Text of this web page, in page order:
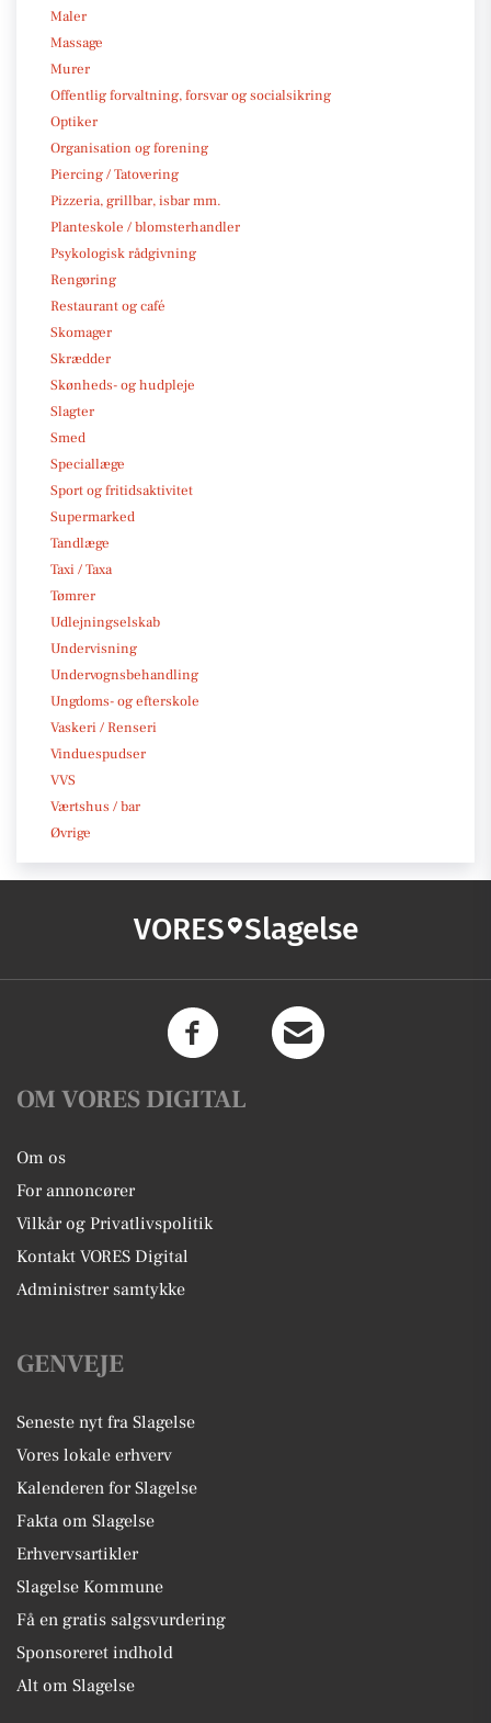
Maler
Massage
Murer
Offentlig forvaltning, forsvar og socialsikring
Optiker
Organisation og forening
Piercing / Tatovering
Pizzeria, grillbar, isbar mm.
Planteskole / blomsterhandler
Psykologisk rådgivning
Rengøring
Restaurant og café
Skomager
Skrædder
Skønheds- og hudpleje
Slagter
Smed
Speciallæge
Sport og fritidsaktivitet
Supermarked
Tandlæge
Taxi / Taxa
Tømrer
Udlejningselskab
Undervisning
Undervognsbehandling
Ungdoms- og efterskole
Vaskeri / Renseri
Vinduespudser
VVS
Værtshus / bar
Øvrige
VORES Slagelse
OM VORES DIGITAL
Om os
For annoncører
Vilkår og Privatlivspolitik
Kontakt VORES Digital
Administrer samtykke
GENVEJE
Seneste nyt fra Slagelse
Vores lokale erhverv
Kalenderen for Slagelse
Fakta om Slagelse
Erhvervsartikler
Slagelse Kommune
Få en gratis salgsvurdering
Sponsoreret indhold
Alt om Slagelse